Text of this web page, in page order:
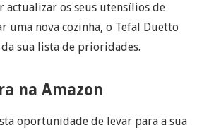
actualizar os seus utensílios de
uma nova cozinha, o Tefal Duetto
sua lista de prioridades.
na Amazon
oportunidade de levar para a sua